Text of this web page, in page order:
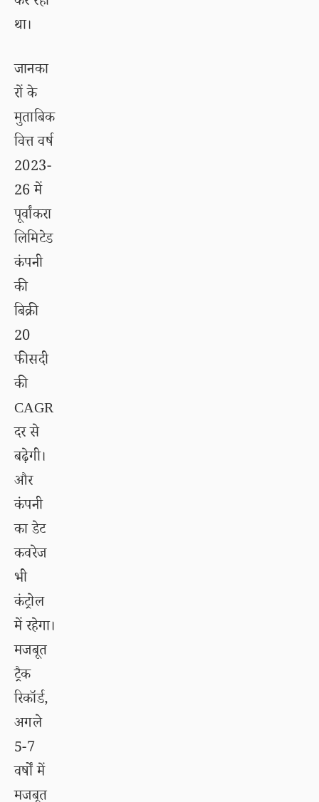
था।
जानका
रों के
मुताबिक
वित्त वर्ष
2023-
26 में
पूर्वांकरा
लिमिटेड
कंपनी
की
बिक्री
20
फीसदी
की
CAGR
दर से
बढ़ेगी।
और
कंपनी
का डेट
कवरेज
भी
कंट्रोल
में रहेगा।
मजबूत
ट्रैक
रिकॉर्ड,
अगले
5-7
वर्षों में
मजबूत